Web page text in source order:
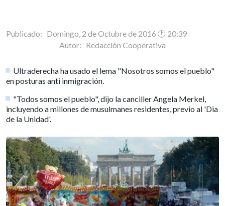
Publicado: Domingo, 2 de Octubre de 2016 🕐 20:39
Autor: Redacción Cooperativa
Ultraderecha ha usado el lema "Nosotros somos el pueblo"
en posturas anti inmigración.
"Todos somos el pueblo", dijo la canciller Angela Merkel,
incluyendo a millones de musulmanes residentes, previo al 'Dia
de la Unidad'.